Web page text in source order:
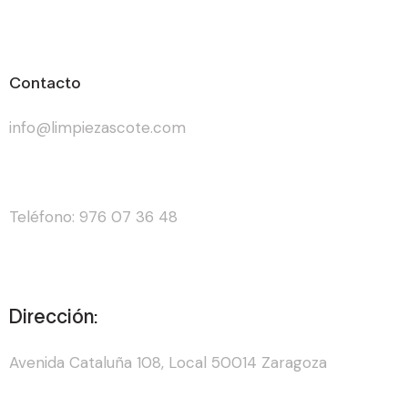
Contacto
info@limpiezascote.com
Teléfono: 976 07 36 48
Dirección:
Avenida Cataluña 108, Local 50014 Zaragoza